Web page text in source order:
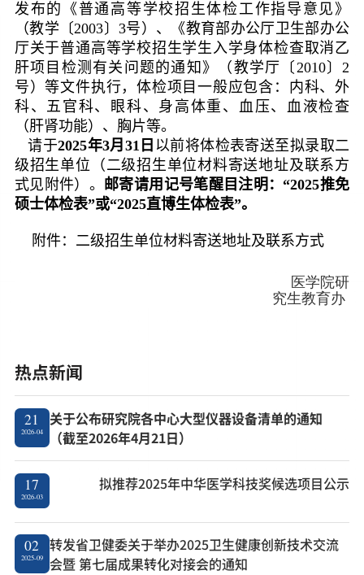
发布的《普通高等学校招生体检工作指导意见》
（教学〔2003〕 3号）、《教育部办公厅卫生部办公
厅关于普通高等学校招生学生入学身体检查取消乙
肝项目检测有关问题的通知》（教学厅〔 2010〕2
号）等文件执行，体检项目一般应包含：内科、外
科、五官科、眼科、身高体重、血压、血液检查
（肝肾功能）、胸片等。
请于2025年3月 31 日 以前将体检表寄送至拟录取二
级招生单位（二级招生单位材料寄送地址及联系方
式见附件）。
邮寄请用记号笔醒目注明：“2025推免
硕士体检表”或“2025直博生体检表”。
附件： 二级招生单位材料寄送地址及联系方式
医学院研
究生教育办
热点新闻
21
2026-04
关于公布研究院各中心大型仪器设备清单的通知
（截至2026年4月21日）
17
2026-03
拟推荐2025年中华医学科技奖候选项目公示
02
2025-09
转发省卫健委关于举办2025卫生健康创新技术交流
会暨 第七届成果转化对接会的通知